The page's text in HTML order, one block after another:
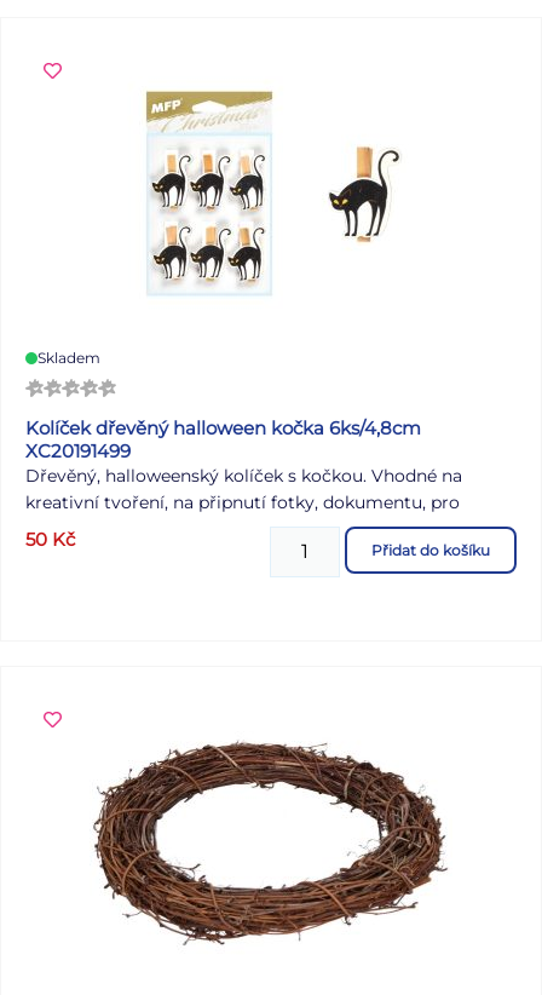
Skladem
Kolíček dřevěný halloween kočka 6ks/4,8cm
XC20191499
Dřevěný, halloweenský kolíček s kočkou. Vhodné na
kreativní tvoření, na připnutí fotky, dokumentu, pro
dekorování halloweenské párty aj. BALENÍ OBSAHUJE: - 6
ks kolíčků (kočka) Dodáváme v sáčku se závěsem.
50 Kč Přidat do košíku